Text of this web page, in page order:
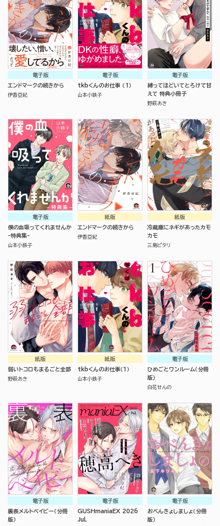
電子版
エンドマークの続きから
伊香亞紀
電子版
tkbくんのお仕事 （1）
山本小鉄子
電子版
縛ってほどいてとろけて甘
えて 特典小冊子
野萩あき
電子版
僕の血吸ってくれませんか
-特典集-
山本小鉄子
紙版
エンドマークの続きから
伊香亞紀
紙版
冷蔵庫にネギがあったカモ
カモ
三島ピタリ
紙版
弱いトコロもまるごと全部
野萩あき
紙版
tkbくんのお仕事（１）
山本小鉄子
電子版
ひめごとワンルーム（分冊
版）
白花せんの
電子版
裏表メルトベイビー（分冊
版）
電子版
GUSHmaniaEX 2026
Jul.
電子版
おべんきょしましょ（分冊
版）